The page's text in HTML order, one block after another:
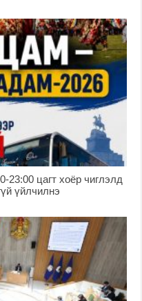
цагт хоёр чиглэлд
үйлчилнэ